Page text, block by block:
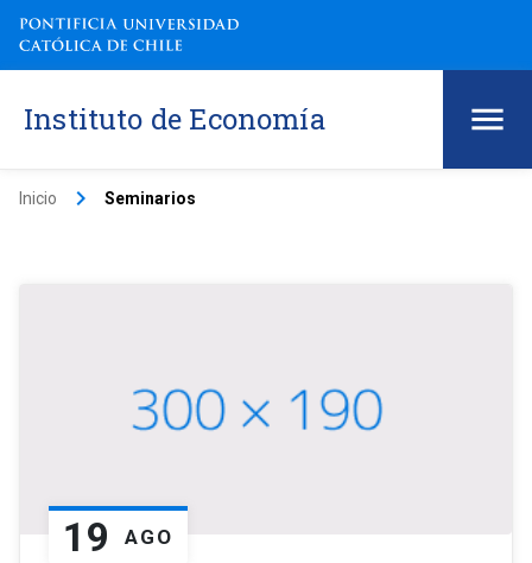
Instituto de Economía
Inicio keyboard_arrow_right Seminarios
19 AGO